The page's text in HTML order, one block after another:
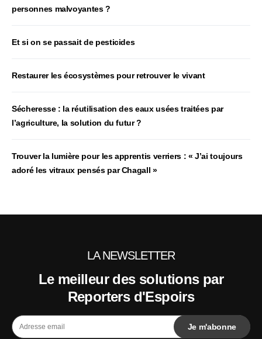
personnes malvoyantes ?
Et si on se passait de pesticides
Restaurer les écosystèmes pour retrouver le vivant
Sécheresse : la réutilisation des eaux usées traitées par
l’agriculture, la solution du futur ?
Trouver la lumière pour les apprentis verriers : « J’ai toujours
adoré les vitraux pensés par Chagall »
LA NEWSLETTER
Le meilleur des solutions par
Reporters d'Espoirs